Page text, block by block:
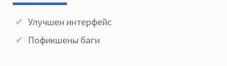
Улучшен интерфейс
Пофикшены баги